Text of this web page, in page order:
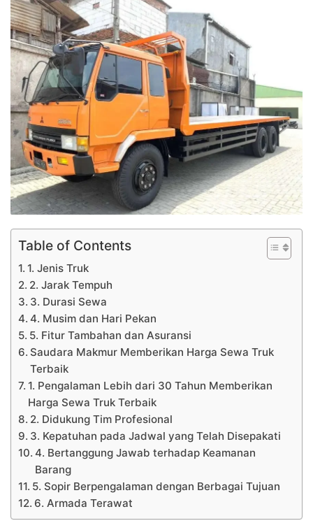
Table of Contents
1. Jenis Truk
2. Jarak Tempuh
3. Durasi Sewa
4. Musim dan Hari Pekan
5. Fitur Tambahan dan Asuransi
Saudara Makmur Memberikan Harga Sewa Truk
Terbaik
1. Pengalaman Lebih dari 30 Tahun Memberikan
Harga Sewa Truk Terbaik
2. Didukung Tim Profesional
3. Kepatuhan pada Jadwal yang Telah Disepakati
4. Bertanggung Jawab terhadap Keamanan
Barang
5. Sopir Berpengalaman dengan Berbagai Tujuan
6. Armada Terawat